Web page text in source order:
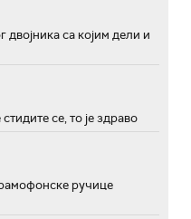
двојника са којим дели и
се, то је здраво
ручице